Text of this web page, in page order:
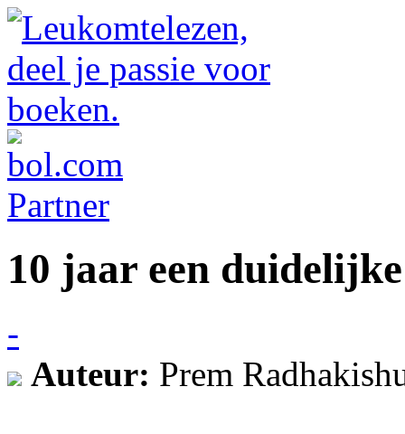
10 jaar een
-
Auteur: Prem